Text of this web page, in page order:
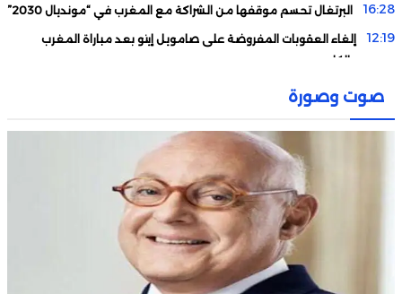
16:28 البرتغال تحسم موقفها من الشراكة مع المغرب في “مونديال 2030”
12:19
إلغاء العقوبات المفروضة على صامويل إيتو بعد مباراة المغرب
والكاميرون
بينها المغرب والجزائر.. هذه المنتخبات المتأهلة إلى ربع نهائي “كان
السيدات”
الاتحاد الإفريقي يقبل اعتذار الفيفا.. ويجدد دعمه لإنفانتينو
موهبة مغربية تُؤجل الاختيار بين “الأسود” و”المانشافت”
صوت وصورة